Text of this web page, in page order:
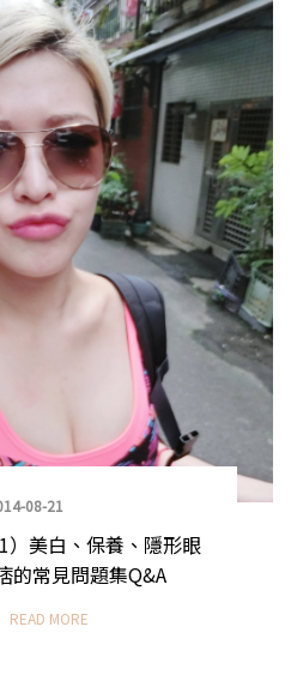
08-21
）美白、保養、隱形眼
的常見問題集Q&A
READ MORE